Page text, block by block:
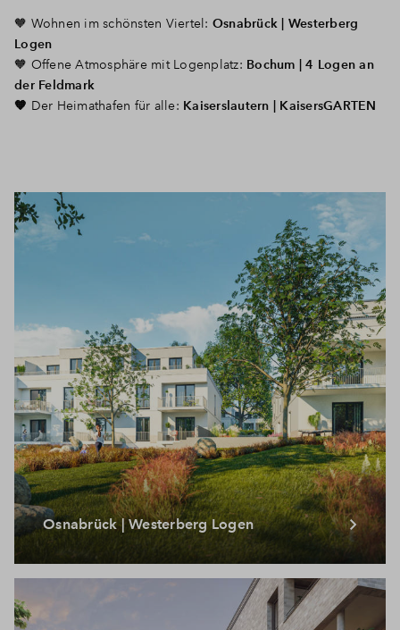
🧡 Wohnen im schönsten Viertel: Osnabrück | Westerberg
Logen
🧡 Offene Atmosphäre mit Logenplatz: Bochum | 4 Logen an
der Feldmark
🧡 Der Heimathafen für alle: Kaiserslautern | KaisersGARTEN
Osnabrück | Westerberg Logen